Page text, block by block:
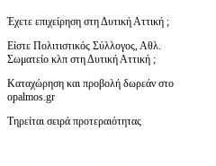
Έχετε επιχείρηση στη Δυτική Αττική ;
Είστε Πολιτιστικός Σύλλογος, Αθλ.
Σωματείο κλπ στη Δυτική Αττική ;
Καταχώρηση και προβολή δωρεάν στο
opalmos.gr
Τηρείται σειρά προτεραιότητας